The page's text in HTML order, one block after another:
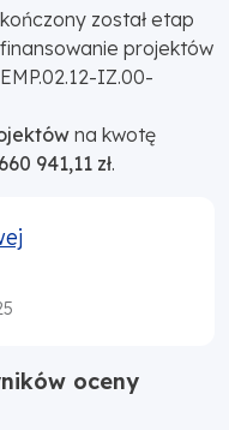
został etap
projektów
IZ.00-
na kwotę
941,11 zł.
oceny